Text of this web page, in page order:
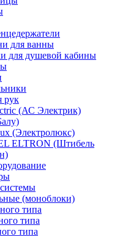
для ванны
для душевой кабины
рук
(АС Электрик)
(Электролюкс)
ELTRON (Штибель
(моноблоки)
типа
типа
типа